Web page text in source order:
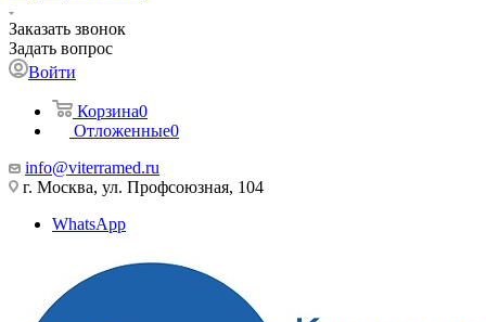
Заказать звонок
Задать вопрос
Войти
Корзина0
Отложенные0
info@viterramed.ru
г. Москва, ул. Профсоюзная, 104
WhatsApp